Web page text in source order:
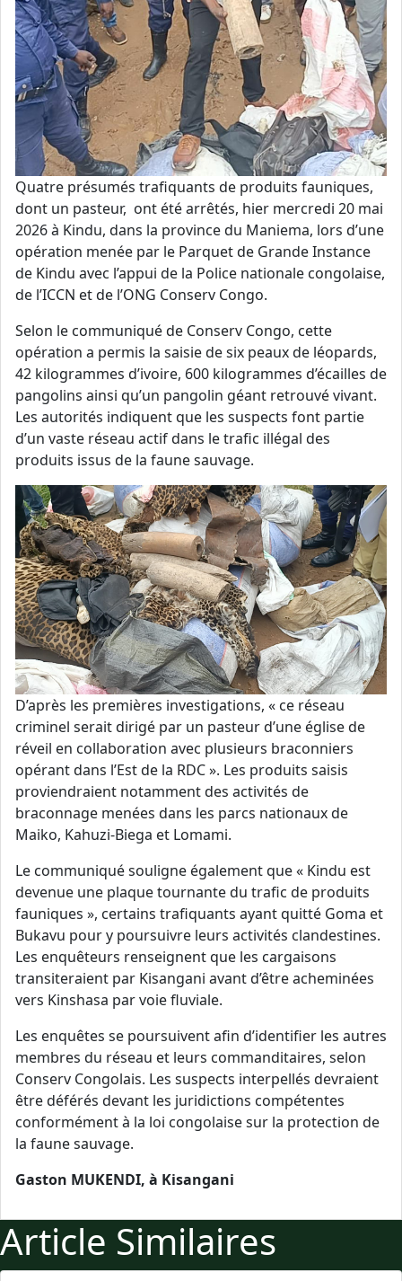
Quatre présumés trafiquants de produits fauniques,
dont un pasteur, ont été arrêtés, hier mercredi 20 mai
2026 à Kindu, dans la province du Maniema, lors d’une
opération menée par le Parquet de Grande Instance
de Kindu avec l’appui de la Police nationale congolaise,
de l’ICCN et de l’ONG Conserv Congo.
Selon le communiqué de Conserv Congo, cette
opération a permis la saisie de six peaux de léopards,
42 kilogrammes d’ivoire, 600 kilogrammes d’écailles de
pangolins ainsi qu’un pangolin géant retrouvé vivant.
Les autorités indiquent que les suspects font partie
d’un vaste réseau actif dans le trafic illégal des
produits issus de la faune sauvage.
D’après les premières investigations, « ce réseau
criminel serait dirigé par un pasteur d’une église de
réveil en collaboration avec plusieurs braconniers
opérant dans l’Est de la RDC ». Les produits saisis
proviendraient notamment des activités de
braconnage menées dans les parcs nationaux de
Maiko, Kahuzi-Biega et Lomami.
Le communiqué souligne également que « Kindu est
devenue une plaque tournante du trafic de produits
fauniques », certains trafiquants ayant quitté Goma et
Bukavu pour y poursuivre leurs activités clandestines.
Les enquêteurs renseignent que les cargaisons
transiteraient par Kisangani avant d’être acheminées
vers Kinshasa par voie fluviale.
Les enquêtes se poursuivent afin d’identifier les autres
membres du réseau et leurs commanditaires, selon
Conserv Congolais. Les suspects interpellés devraient
être déférés devant les juridictions compétentes
conformément à la loi congolaise sur la protection de
la faune sauvage.
Gaston MUKENDI, à Kisangani
Article Similaires